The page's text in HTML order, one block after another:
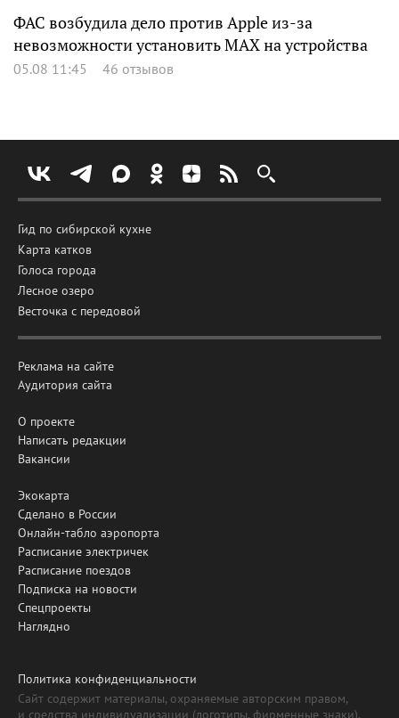
ФАС возбудила дело против Apple из-за
невозможности установить MAX на устройства
05.08 11:45 46 отзывов
Гид по сибирской кухне
Карта катков
Голоса города
Лесное озеро
Весточка с передовой
Реклама на сайте
Аудитория сайта
О проекте
Написать редакции
Вакансии
Экокарта
Сделано в России
Онлайн-табло аэропорта
Расписание электричек
Расписание поездов
Подписка на новости
Спецпроекты
Наглядно
Политика конфиденциальности
Сайт содержит материалы, охраняемые авторским правом,
и средства индивидуализации (логотипы, фирменные знаки).